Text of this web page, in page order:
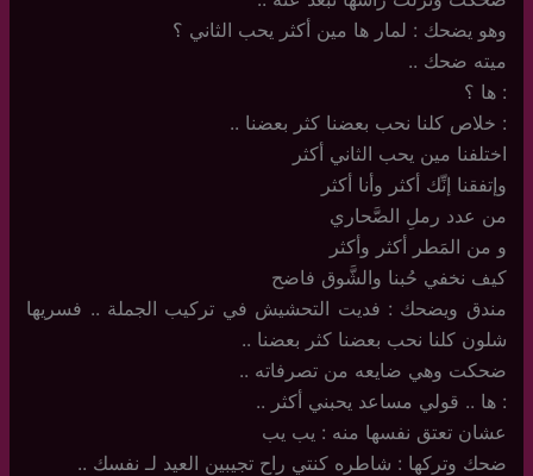
وهو يضحك : لمار ها مين أكثر يحب الثاني ؟
ميته ضحك ..
: ها ؟
: خلاص كلنا نحب بعضنا كثر بعضنا ..
اختلفنا مين يحب الثاني أكثر
وإتفقنا إنِّك أكثر وأنا أكثر
من عدد رملِ الصَّحاري
و من المَطر أكثر وأكثر
كيف نخفي حُبنا والشَّوق فاضح
مندق ويضحك : فديت التحشيش في تركيب الجملة .. فسريها
شلون كلنا نحب بعضنا كثر بعضنا ..
ضحكت وهي ضايعه من تصرفاته ..
: ها .. قولي مساعد يحبني أكثر ..
عشان تعتق نفسها منه : يب يب
ضحك وتركها : شاطره كنتي راح تجيبين العيد لـ نفسك ..